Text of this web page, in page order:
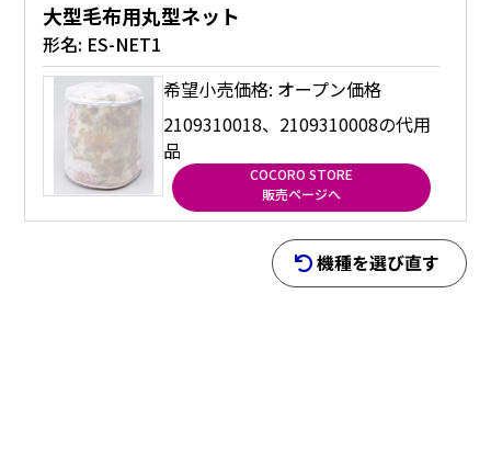
大型毛布用丸型ネット
形名: ES-NET1
希望小売価格: オープン価格
2109310018、2109310008の代用
品
COCORO STORE
販売ページへ
機種を選び直す